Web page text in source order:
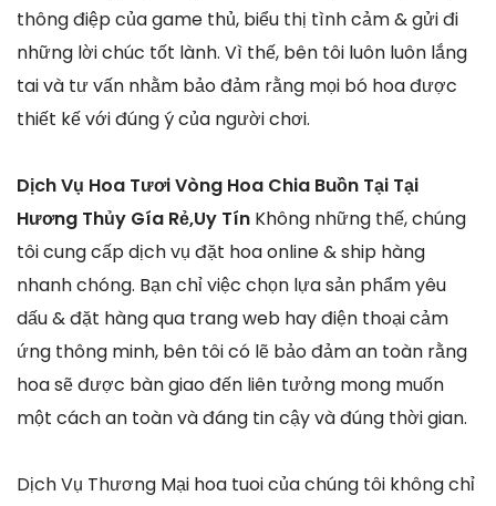
thông điệp của game thủ, biểu thị tình cảm & gửi đi
những lời chúc tốt lành. Vì thế, bên tôi luôn luôn lắng
tai và tư vấn nhằm bảo đảm rằng mọi bó hoa được
thiết kế với đúng ý của người chơi.
Dịch Vụ Hoa Tươi Vòng Hoa Chia Buồn Tại Tại
Hương Thủy Gía Rẻ,Uy Tín Không những thế, chúng
tôi cung cấp dịch vụ đặt hoa online & ship hàng
nhanh chóng. Bạn chỉ việc chọn lựa sản phẩm yêu
dấu & đặt hàng qua trang web hay điện thoại cảm
ứng thông minh, bên tôi có lẽ bảo đảm an toàn rằng
hoa sẽ được bàn giao đến liên tưởng mong muốn
một cách an toàn và đáng tin cậy và đúng thời gian.
Dịch Vụ Thương Mại hoa tuoi của chúng tôi không chỉ